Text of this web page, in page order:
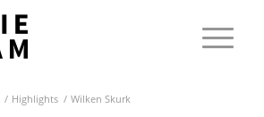
/ Highlights / Wilken Skurk